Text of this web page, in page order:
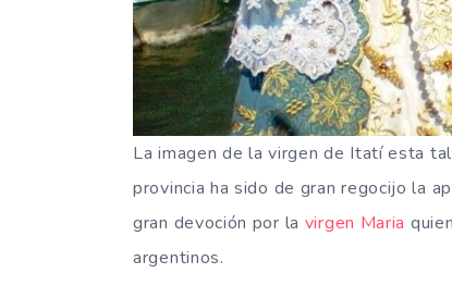
La imagen de la virgen de Itatí esta
provincia ha sido de gran regocijo la
gran devoción por la virgen Maria
argentinos.